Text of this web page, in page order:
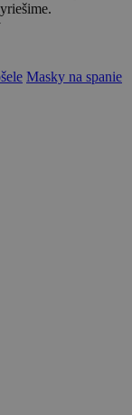
Masky na spanie